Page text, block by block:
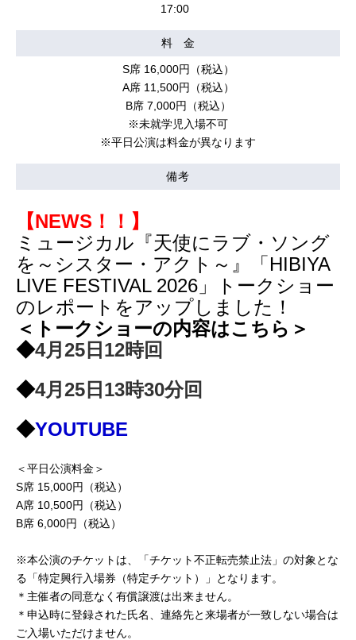
17:00
料 金
S席 16,000円（税込）
A席 11,500円（税込）
B席 7,000円（税込）
※未就学児入場不可
※平日公演は料金が異なります
備考
【NEWS！！】
ミュージカル『天使にラブ・ソング
を～シスター・アクト～』「HIBIYA
LIVE FESTIVAL 2026」トークショー
のレポートをアップしました！
＜トークショーの内容はこちら＞
◆4月25日12時回
◆4月25日13時30分回
◆YOUTUBE
＜平日公演料金＞
S席 15,000円（税込）
A席 10,500円（税込）
B席 6,000円（税込）
※本公演のチケットは、「チケット不正転売禁止法」の対象とな
る「特定興行入場券（特定チケット）」となります。
＊主催者の同意なく有償譲渡は出来ません。
＊申込時に登録された氏名、連絡先と来場者が一致しない場合は
ご入場いただけません。